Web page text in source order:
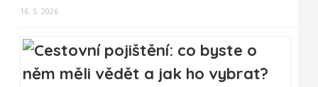
16. 5. 2026